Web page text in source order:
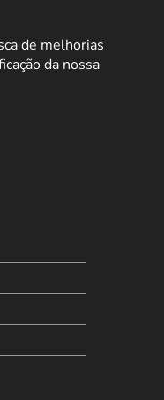
de melhorias
da nossa